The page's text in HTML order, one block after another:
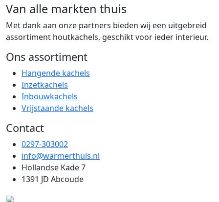
Van alle markten thuis
Met dank aan onze partners bieden wij een uitgebreid
assortiment houtkachels, geschikt voor ieder interieur.
Ons assortiment
Hangende kachels
Inzetkachels
Inbouwkachels
Vrijstaande kachels
Contact
0297-303002
info@warmerthuis.nl
Hollandse Kade 7
1391 JD Abcoude